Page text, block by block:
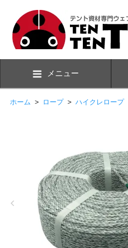
メニュー
ホーム > ロープ> ハイクレロープ